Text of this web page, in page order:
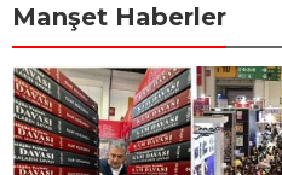
Manşet Haberler